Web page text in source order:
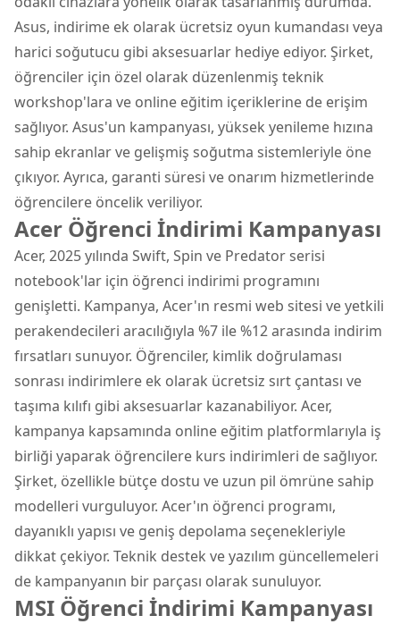
Asus, indirime ek olarak ücretsiz oyun kumandası veya
harici soğutucu gibi aksesuarlar hediye ediyor. Şirket,
öğrenciler için özel olarak düzenlenmiş teknik
workshop'lara ve online eğitim içeriklerine de erişim
sağlıyor. Asus'un kampanyası, yüksek yenileme hızına
sahip ekranlar ve gelişmiş soğutma sistemleriyle öne
çıkıyor. Ayrıca, garanti süresi ve onarım hizmetlerinde
öğrencilere öncelik veriliyor.
Acer Öğrenci İndirimi Kampanyası
Acer, 2025 yılında Swift, Spin ve Predator serisi
notebook'lar için öğrenci indirimi programını
genişletti. Kampanya, Acer'ın resmi web sitesi ve yetkili
perakendecileri aracılığıyla %7 ile %12 arasında indirim
fırsatları sunuyor. Öğrenciler, kimlik doğrulaması
sonrası indirimlere ek olarak ücretsiz sırt çantası ve
taşıma kılıfı gibi aksesuarlar kazanabiliyor. Acer,
kampanya kapsamında online eğitim platformlarıyla iş
birliği yaparak öğrencilere kurs indirimleri de sağlıyor.
Şirket, özellikle bütçe dostu ve uzun pil ömrüne sahip
modelleri vurguluyor. Acer'ın öğrenci programı,
dayanıklı yapısı ve geniş depolama seçenekleriyle
dikkat çekiyor. Teknik destek ve yazılım güncellemeleri
de kampanyanın bir parçası olarak sunuluyor.
MSI Öğrenci İndirimi Kampanyası